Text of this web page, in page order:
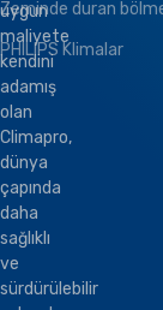
uygun
maliyete
kendini
adamış
olan
Climapro,
dünya
çapında
daha
sağlıklı
ve
sürdürülebilir
Zeminde duran
PHILIPS Klimalar